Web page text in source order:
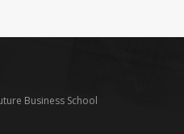
Business School